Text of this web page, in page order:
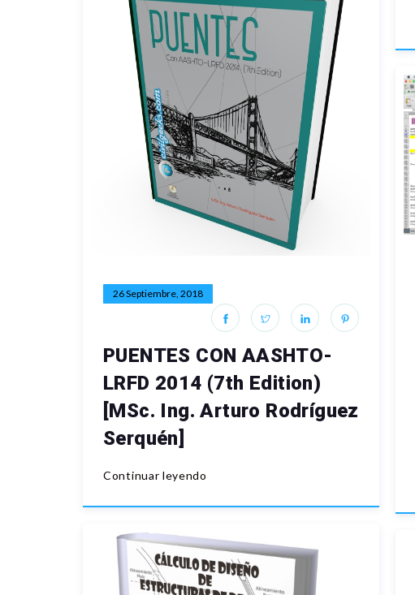
26 Septiembre, 2018
PUENTES CON AASHTO-
LRFD 2014 (7th Edition)
[MSc. Ing. Arturo Rodríguez
Serquén]
Continuar leyendo